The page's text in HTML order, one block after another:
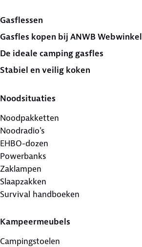
Gasflessen
Gasfles kopen bij ANWB Webwinkel
De ideale camping gasfles
Stabiel en veilig koken
Noodsituaties
Noodpakketten
Noodradio's
EHBO-dozen
Powerbanks
Zaklampen
Slaapzakken
Survival handboeken
Kampeermeubels
Campingstoelen